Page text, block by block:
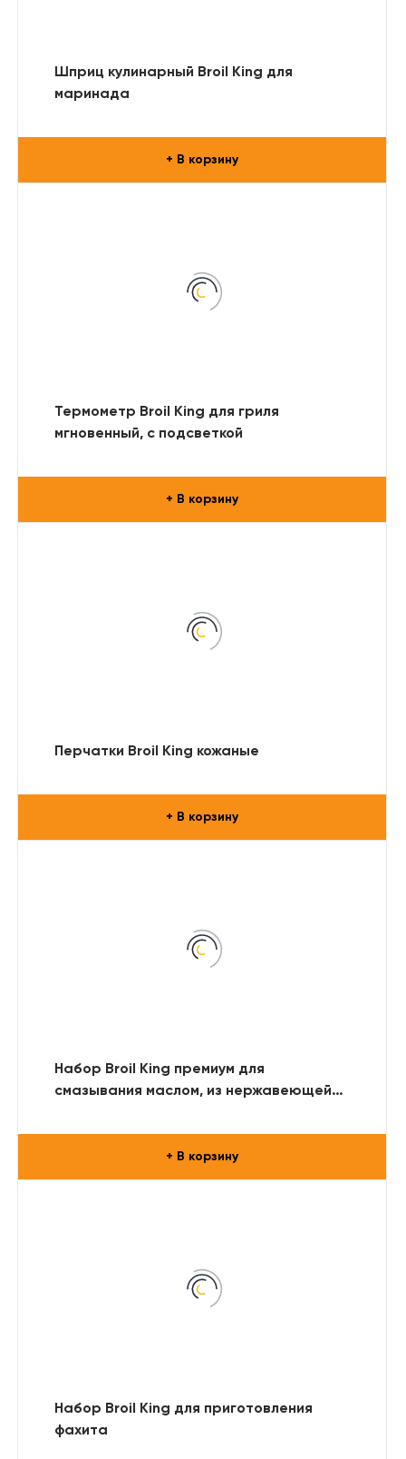
Шприц кулинарный Broil King для
маринада
+ В корзину
Термометр Broil King для гриля
мгновенный, с подсветкой
+ В корзину
Перчатки Broil King кожаные
+ В корзину
Набор Broil King премиум для
смазывания маслом, из нержавеющей
+ В корзину
Набор Broil King для приготовления
фахита